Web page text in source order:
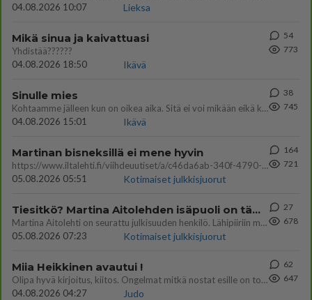
04.08.2026 10:07
Lieksa
Mikä sinua ja kaivattuasi
Yhdistää??????
04.08.2026 18:50
Ikävä
54
773
Sinulle mies
Kohtaamme jälleen kun on oikea aika. Sitä ei voi mikään eikä kukaan estää <3 <3
04.08.2026 15:01
Ikävä
38
745
Martinan bisneksillä ei mene hyvin
https://www.iltalehti.fi/viihdeuutiset/a/c46da6ab-340f-4790-aaa7-0865eed2336 Yrityksen konkurssihakemus on tullut kärä
05.08.2026 05:51
Kotimaiset julkkisjuorut
164
721
Tiesitkö? Martina Aitolehden isäpuoli on tämä suosittu laulaja
Martina Aitolehti on seurattu julkisuuden henkilö. Lähipiiriin mahtuu muitakin tunnettuja henkilöitä. Tiesitkö, että Ma
05.08.2026 07:23
Kotimaiset julkkisjuorut
27
678
Miia Heikkinen avautui !
Olipa hyvä kirjoitus, kiitos. Ongelmat mitkä nostat esille on todellisia ja tämä ylimielisyys totta ja se näkyy kaikessa
04.08.2026 04:27
Judo
62
647